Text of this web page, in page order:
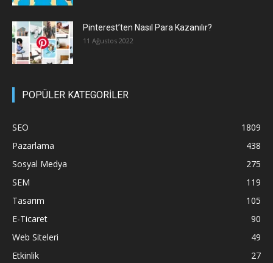
Pinterest’ten Nasıl Para Kazanılır?
11 Ağustos 2022
POPÜLER KATEGORİLER
SEO
1809
Pazarlama
438
Sosyal Medya
275
SEM
119
Tasarım
105
E-Ticaret
90
Web Siteleri
49
Etkinlik
27